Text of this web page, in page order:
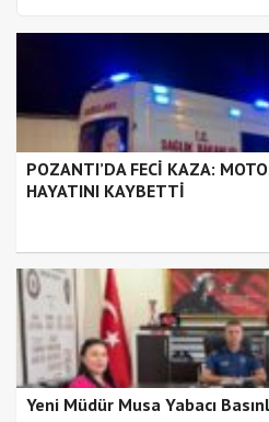
POZANTI’DA FECİ KAZA:
HAYATINI KAYBETTİ
Yeni Müdür Musa Yabacı